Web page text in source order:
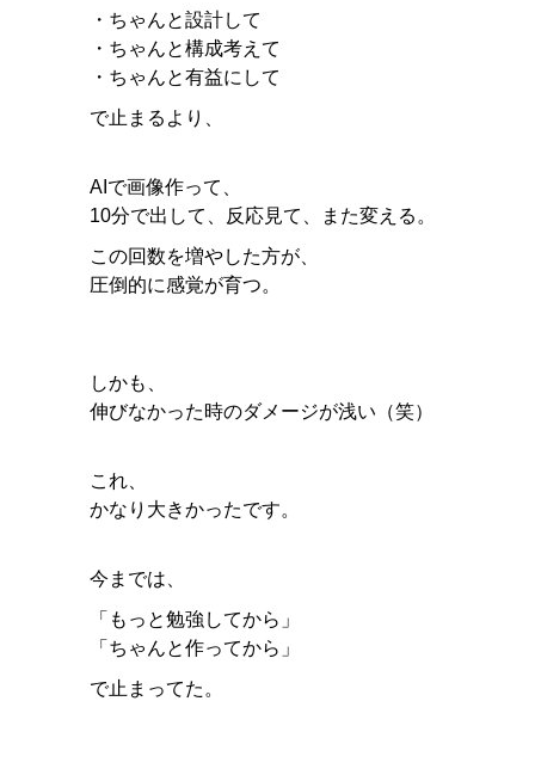
・ちゃんと設計して
・ちゃんと構成考えて
・ちゃんと有益にして
で止まるより、
AIで画像作って、
10分で出して、反応見て、また変える。
この回数を増やした方が、
圧倒的に感覚が育つ。
しかも、
伸びなかった時のダメージが浅い（笑）
これ、
かなり大きかったです。
今までは、
「もっと勉強してから」
「ちゃんと作ってから」
で止まってた。